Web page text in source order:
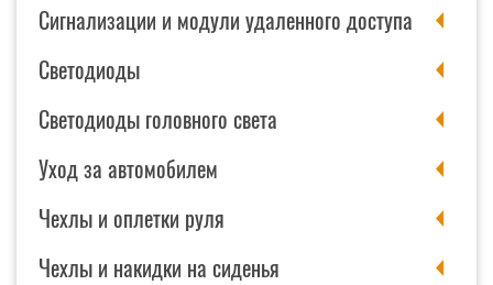
Сигнализации и модули удаленного доступа
Светодиоды
Светодиоды головного света
Уход за автомобилем
Чехлы и оплетки руля
Чехлы и накидки на сиденья